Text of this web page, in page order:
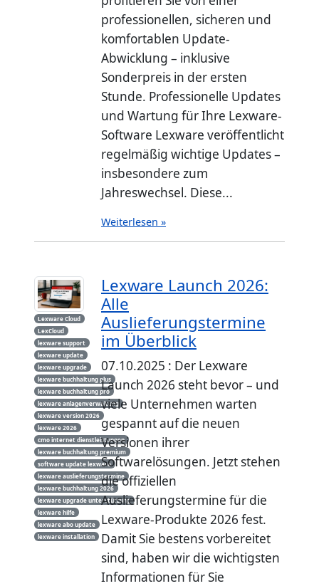
professionellen, sicheren und
komfortablen Update-
Abwicklung – inklusive
Sonderpreis in der ersten
Stunde. Professionelle Updates
und Wartung für Ihre Lexware-
Software Lexware veröffentlicht
regelmäßig wichtige Updates –
insbesondere zum
Jahreswechsel. Diese...
Weiterlesen »
Lexware Cloud
LexCloud
lexware support
lexware update
lexware upgrade
lexware buchhaltung plus
lexware buchhaltung pro
lexware anlagenverwaltung
lexware version 2026
lexware 2026
cmo internet dienstleistungen
lexware buchhaltung premium
software update lexware
lexware auslieferungstermine
lexware buchhaltung 2026
lexware upgrade unterstützung
lexware hilfe
lexware abo update
lexware installation
Lexware Launch 2026:
Alle
Auslieferungstermine
im Überblick
07.10.2025 : Der Lexware
Launch 2026 steht bevor – und
viele Unternehmen warten
gespannt auf die neuen
Versionen ihrer
Softwarelösungen. Jetzt stehen
die offiziellen
Auslieferungstermine für die
Lexware-Produkte 2026 fest.
Damit Sie bestens vorbereitet
sind, haben wir die wichtigsten
Informationen für Sie